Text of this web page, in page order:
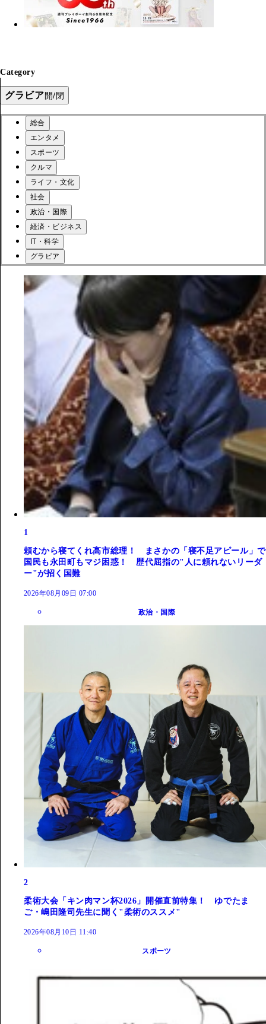
Category
グラビア開/閉
総合
エンタメ
スポーツ
クルマ
ライフ・文化
社会
政治・国際
経済・ビジネス
IT・科学
グラビア
1
頼むから寝てくれ高市総理！ まさかの「寝不足アピール」で
国民も永田町もマジ困惑！ 歴代屈指の"人に頼れないリーダ
ー"が招く国難
2026年08月09日 07:00
政治・国際
2
柔術大会「キン肉マン杯2026」開催直前特集！ ゆでたま
ご・嶋田隆司先生に聞く"柔術のススメ"
2026年08月10日 11:40
スポーツ